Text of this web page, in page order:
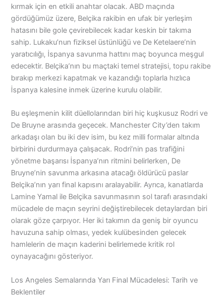
kırmak için en etkili anahtar olacak. ABD maçında
gördüğümüz üzere, Belçika rakibin en ufak bir yerleşim
hatasını bile gole çevirebilecek kadar keskin bir takıma
sahip. Lukaku’nun fiziksel üstünlüğü ve De Ketelaere’nin
yaratıcılığı, İspanya savunma hattını maç boyunca meşgul
edecektir. Belçika’nın bu maçtaki temel stratejisi, topu rakibe
bırakıp merkezi kapatmak ve kazandığı toplarla hızlıca
İspanya kalesine inmek üzerine kurulu olabilir.
Bu eşleşmenin kilit düellolarından biri hiç kuşkusuz Rodri ve
De Bruyne arasında geçecek. Manchester City’den takım
arkadaşı olan bu iki dev isim, bu kez milli formalar altında
birbirini durdurmaya çalışacak. Rodri’nin pas trafiğini
yönetme başarısı İspanya’nın ritmini belirlerken, De
Bruyne’nin savunma arkasına atacağı öldürücü paslar
Belçika’nın yarı final kapısını aralayabilir. Ayrıca, kanatlarda
Lamine Yamal ile Belçika savunmasının sol tarafı arasındaki
mücadele de maçın seyrini değiştirebilecek detaylardan biri
olarak göze çarpıyor. Her iki takımın da geniş bir oyuncu
havuzuna sahip olması, yedek kulübesinden gelecek
hamlelerin de maçın kaderini belirlemede kritik rol
oynayacağını gösteriyor.
Los Angeles Semalarında Yarı Final Mücadelesi: Tarih ve
Beklentiler